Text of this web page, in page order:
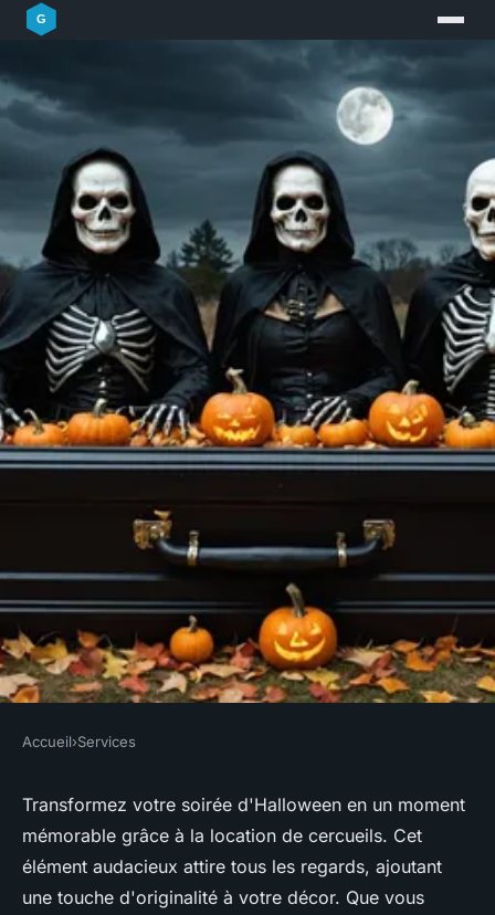
Location de cercueil
d'halloween : l'élément choc
de votre soirée !
Accueil›Services
Transformez votre soirée d'Halloween en un moment
mémorable grâce à la location de cercueils. Cet
élément audacieux attire tous les regards, ajoutant
une touche d'originalité à votre décor. Que vous